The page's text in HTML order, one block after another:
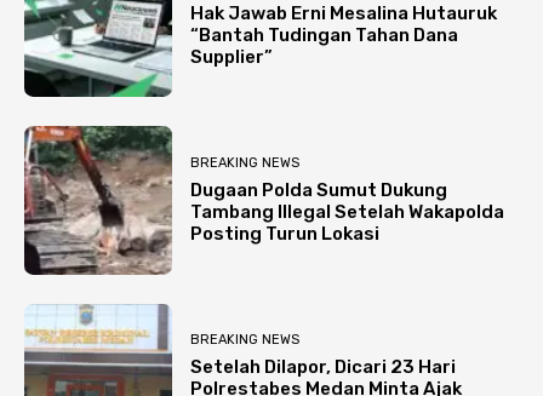
Hak Jawab Erni Mesalina Hutauruk
“Bantah Tudingan Tahan Dana
Supplier”
BREAKING NEWS
Dugaan Polda Sumut Dukung
Tambang Illegal Setelah Wakapolda
Posting Turun Lokasi
BREAKING NEWS
Setelah Dilapor, Dicari 23 Hari
Polrestabes Medan Minta Ajak